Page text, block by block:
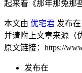
起来看《那年那兔
本文由 优宅君 发布在
并请附上文章来源（
原文链接：https://
发布在